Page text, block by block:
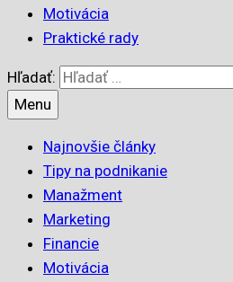
Motivácia
Praktické rady
Hľadať:
Menu
Najnovšie články
Tipy na podnikanie
Manažment
Marketing
Financie
Motivácia